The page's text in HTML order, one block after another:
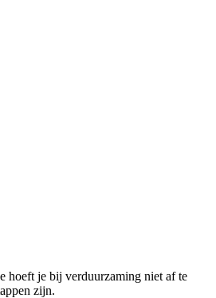
hoeft je bij verduurzaming niet af te
zijn.